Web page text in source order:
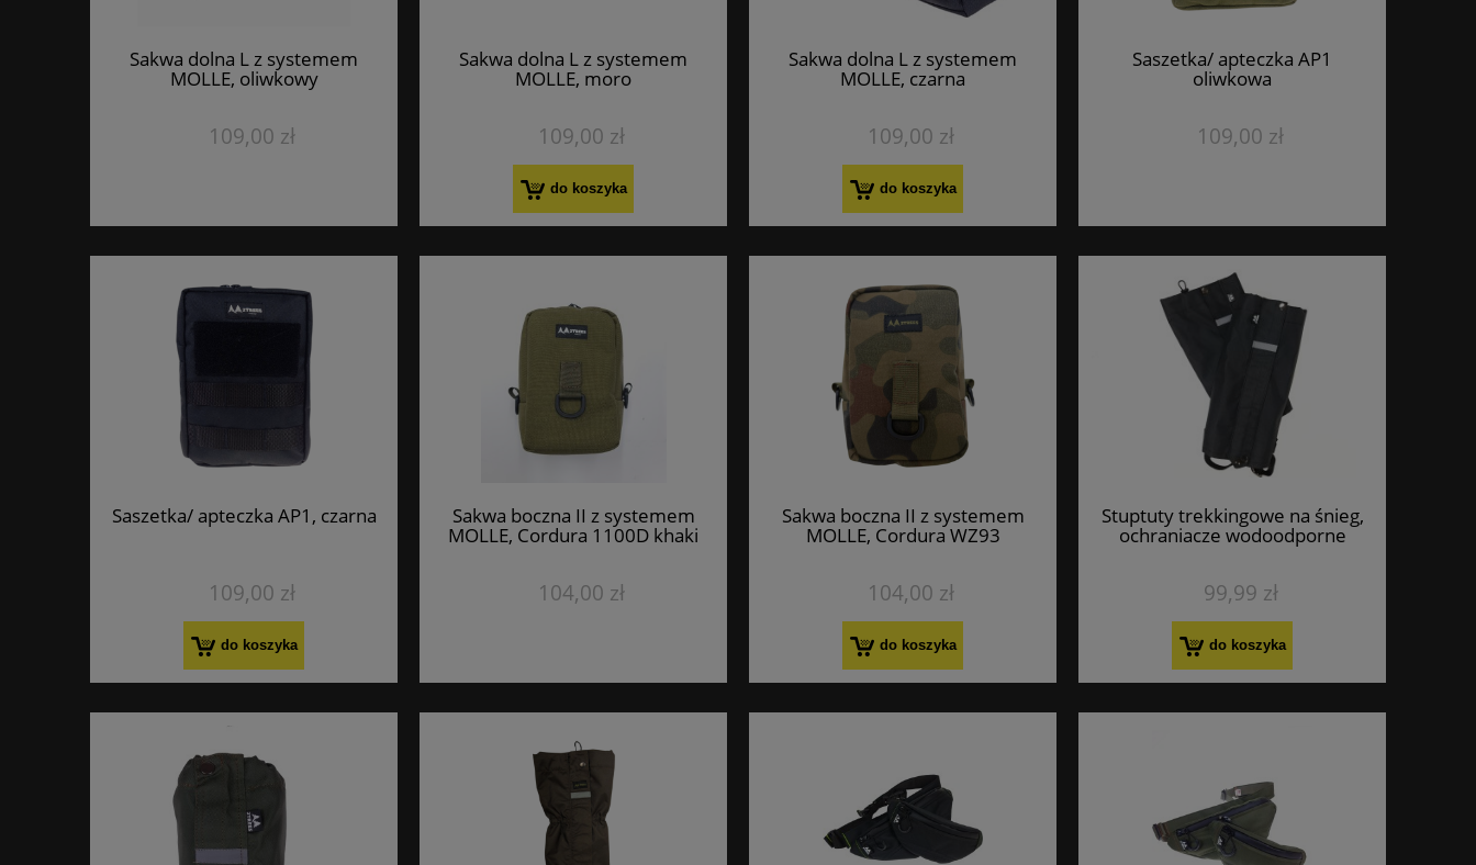
Sakwa dolna L z systemem
MOLLE, oliwkowy
109,00 zł
Sakwa dolna L z systemem
MOLLE, moro
109,00 zł
do koszyka
Sakwa dolna L z systemem
MOLLE, czarna
109,00 zł
do koszyka
Saszetka/ apteczka AP1
oliwkowa
109,00 zł
Saszetka/ apteczka AP1, czarna
109,00 zł
do koszyka
Sakwa boczna II z systemem
MOLLE, Cordura 1100D khaki
104,00 zł
Sakwa boczna II z systemem
MOLLE, Cordura WZ93
104,00 zł
do koszyka
Stuptuty trekkingowe na śnieg,
ochraniacze wodoodporne
99,99 zł
do koszyka